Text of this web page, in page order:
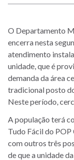
O Departamento
encerra nesta
atendimento
unidade, que é
demanda da área
tradicional posto
Neste período,
A população terá
Tudo Fácil do POP
com outros três
de que a unidade